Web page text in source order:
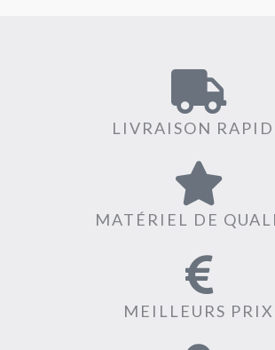
LIVRAISON
MATÉRIEL DE
MEILLEURS PRIX